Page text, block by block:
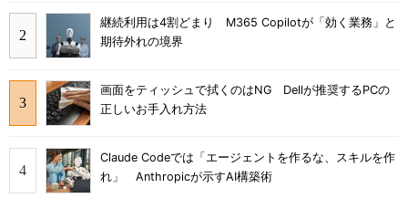
継続利用は4割どまり M365 Copilotが「効く業務」と
期待外れの境界
画面をティッシュで拭くのはNG Dellが推奨するPCの
正しいお手入れ方法
Claude Codeでは「エージェントを作るな、スキルを作
れ」 Anthropicが示すAI構築術